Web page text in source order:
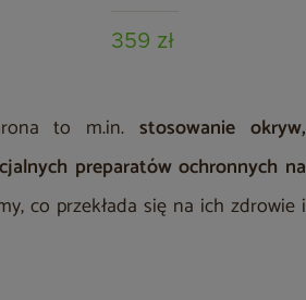
359 zł
to m.in. stosowanie okryw,
preparatów ochronnych na
co przekłada się na ich zdrowie i